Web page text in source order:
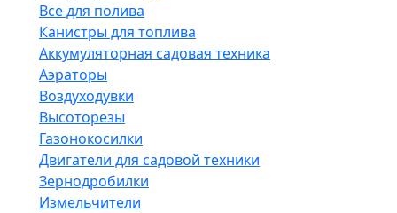
Все для полива
Канистры для топлива
Аккумуляторная садовая техника
Аэраторы
Воздуходувки
Высоторезы
Газонокосилки
Двигатели для садовой техники
Зернодробилки
Измельчители